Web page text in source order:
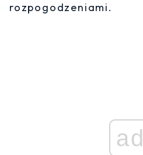
rozpogodzeniami.
ad